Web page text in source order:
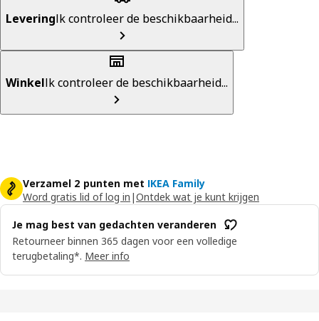
LeveringIk controleer de beschikbaarheid...
WinkelIk controleer de beschikbaarheid...
Verzamel 2 punten met IKEA Family
Word gratis lid of log in |Ontdek wat je kunt krijgen
Je mag best van gedachten veranderen
Retourneer binnen 365 dagen voor een volledige
terugbetaling*. Meer info